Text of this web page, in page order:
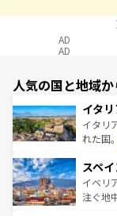
AD
AD
人気の国と地域
イタ
イタリ
れた国。
ろん、
景など
ピザや
スペ
イベリ
注ぐ地